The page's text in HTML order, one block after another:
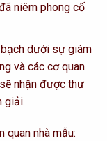
niêm phong cố
dưới sự giám
và các cơ quan
nhận được thư
giải.
quan nhà mẫu: